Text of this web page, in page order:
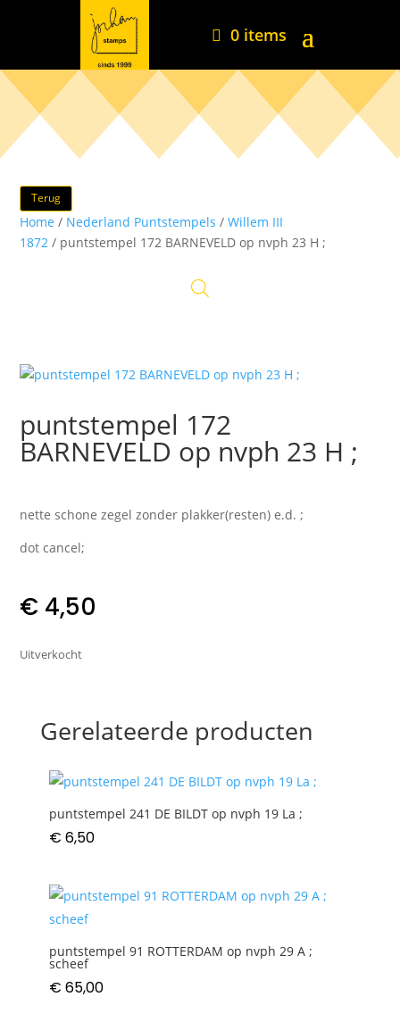
0 items
Terug
Home / Nederland Puntstempels /Willem III
1872 / puntstempel 172 BARNEVELD op nvph 23 H ;
puntstempel 172
BARNEVELD op nvph 23 H ;
nette schone zegel zonder plakker(resten) e.d. ;
dot cancel;
€ 4,50
Uitverkocht
Gerelateerde producten
puntstempel 241 DE BILDT op nvph 19 La ;
€ 6,50
puntstempel 91 ROTTERDAM op nvph 29 A ;
scheef
€ 65,00